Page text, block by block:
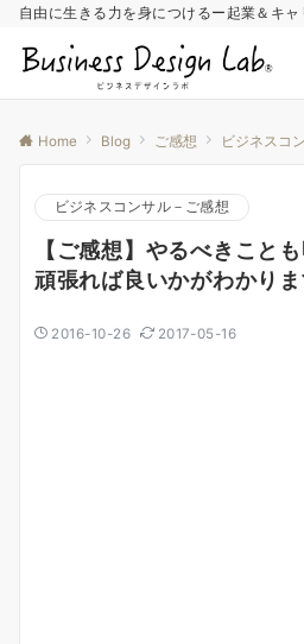
自由に生きる力を身につけるー起業＆キャ
Home Blog ご感想 ビジネスコ
ビジネスコンサル－ご感想
【ご感想】やるべきこと
頑張れば良いかがわかり
2016-10-26 2017-05-16